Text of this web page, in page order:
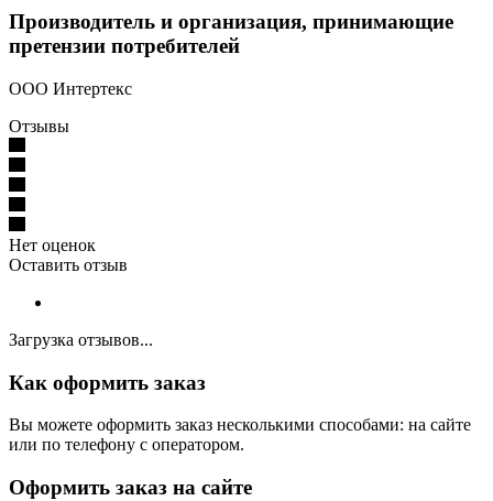
Производитель и организация, принимающие
претензии потребителей
ООО Интертекс
Отзывы
Нет оценок
Оставить отзыв
Загрузка отзывов...
Как оформить заказ
Вы можете оформить заказ несколькими способами: на сайте
или по телефону с оператором.
Оформить заказ на сайте